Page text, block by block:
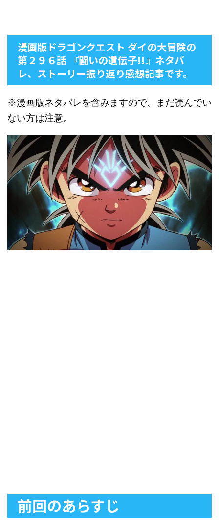
漫画版ドラゴンクエスト ダイの大冒険の
第２９６話 『闘いの遺伝子!!』ネタバ
レ、ストーリー振り返り感想記事です。
※漫画版ネタバレを含みますので、まだ読んでい
ない方は注意。
前回のあらすじ